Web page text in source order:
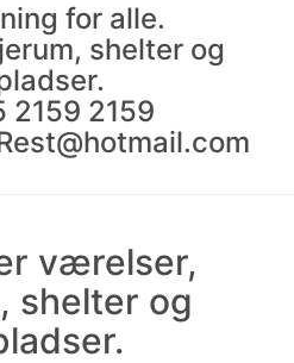
for alle.
shelter og
2159 2159
værelser,
shelter og